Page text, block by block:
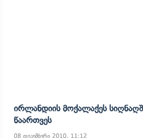
Ირლანდიის Მოქალაქეს
Წაართვეს
08 დეკემბერი 2010, 11:12